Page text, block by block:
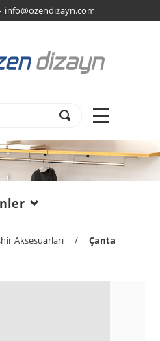
info@ozendizayn.com
Aksesuarları /
Çanta